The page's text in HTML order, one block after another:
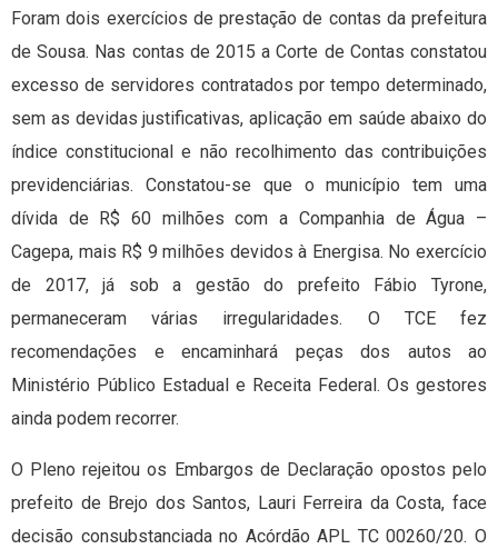
Foram dois exercícios de prestação de contas da prefeitura
de Sousa. Nas contas de 2015 a Corte de Contas constatou
excesso de servidores contratados por tempo determinado,
sem as devidas justificativas, aplicação em saúde abaixo do
índice constitucional e não recolhimento das contribuições
previdenciárias. Constatou-se que o município tem uma
dívida de R$ 60 milhões com a Companhia de Água –
Cagepa, mais R$ 9 milhões devidos à Energisa. No exercício
de 2017, já sob a gestão do prefeito Fábio Tyrone,
permaneceram várias irregularidades. O TCE fez
recomendações e encaminhará peças dos autos ao
Ministério Público Estadual e Receita Federal. Os gestores
ainda podem recorrer.
O Pleno rejeitou os Embargos de Declaração opostos pelo
prefeito de Brejo dos Santos, Lauri Ferreira da Costa, face
decisão consubstanciada no Acórdão APL TC 00260/20. O